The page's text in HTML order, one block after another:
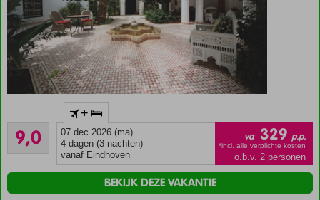
Kleinschalig
Op
loopafstand
Marrakech
In de
9,0
Uitstekend
3
beoordelingen
+
07 dec 2026 (ma)
4 dagen (3 nachten)
vanaf Eindhoven
va 329 p.p.
*incl. alle verplichte kosten
o.b.v. 2 personen
BEKIJK DEZE VAKANTIE